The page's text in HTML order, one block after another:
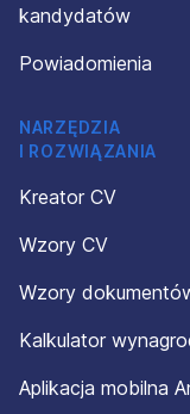
kandydatów
Powiadomienia
NARZĘDZIA
I ROZWIĄZANIA
Kreator CV
Wzory CV
Wzory
Kalkulator
Aplikacja mobilna